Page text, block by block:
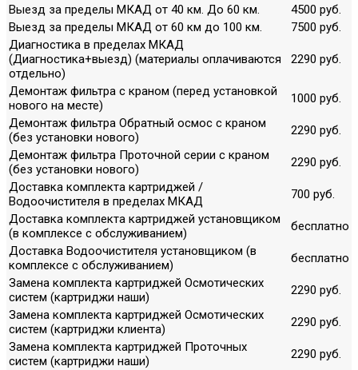
Выезд за пределы МКАД от 40 км. До 60 км.
4500 руб.
Выезд за пределы МКАД от 60 км до 100 км.
7500 руб.
Диагностика в пределах МКАД
(Диагностика+выезд) (материалы оплачиваются
отдельно)
2290 руб.
Демонтаж фильтра с краном (перед установкой
нового на месте)
1000 руб.
Демонтаж фильтра Обратный осмос с краном
(без установки нового)
2290 руб.
Демонтаж фильтра Проточной серии с краном
(без установки нового)
2290 руб.
Доставка комплекта картриджей /
Водоочистителя в пределах МКАД
700 руб.
Доставка комплекта картриджей установщиком
(в комплексе с обслуживанием)
бесплатно
Доставка Водоочистителя установщиком (в
комплексе с обслуживанием)
бесплатно
Замена комплекта картриджей Осмотических
систем (картриджи наши)
2290 руб.
Замена комплекта картриджей Осмотических
систем (картриджи клиента)
2290 руб.
Замена комплекта картриджей Проточных
систем (картриджи наши)
2290 руб.